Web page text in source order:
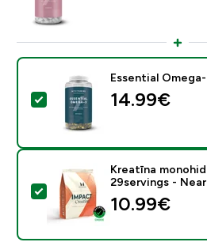
Atlasīt šo produktu -
Essential
14.99€‎
Atlasīt šo produktu -
Kreatīna
29servings -
10.99€‎